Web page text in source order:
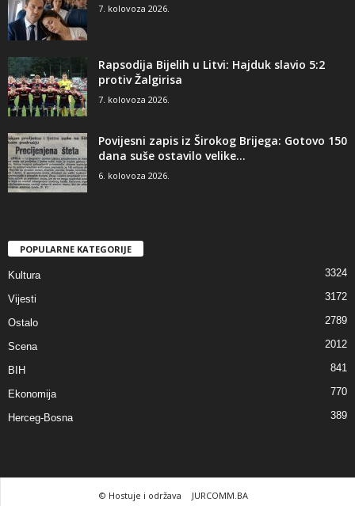
7. kolovoza 2026.
Rapsodija Bijelih u Litvi: Hajduk slavio 5:2
protiv Žalgirisa
7. kolovoza 2026.
Povijesni zapis iz Širokog Brijega: Gotovo 150
dana suše ostavilo velike...
6. kolovoza 2026.
POPULARNE KATEGORIJE
Kultura 3324
Vijesti 3172
Ostalo 2789
Scena 2012
BIH 841
Ekonomija 770
Herceg-Bosna 389
© Hostuje i održava JURCOMM.BA